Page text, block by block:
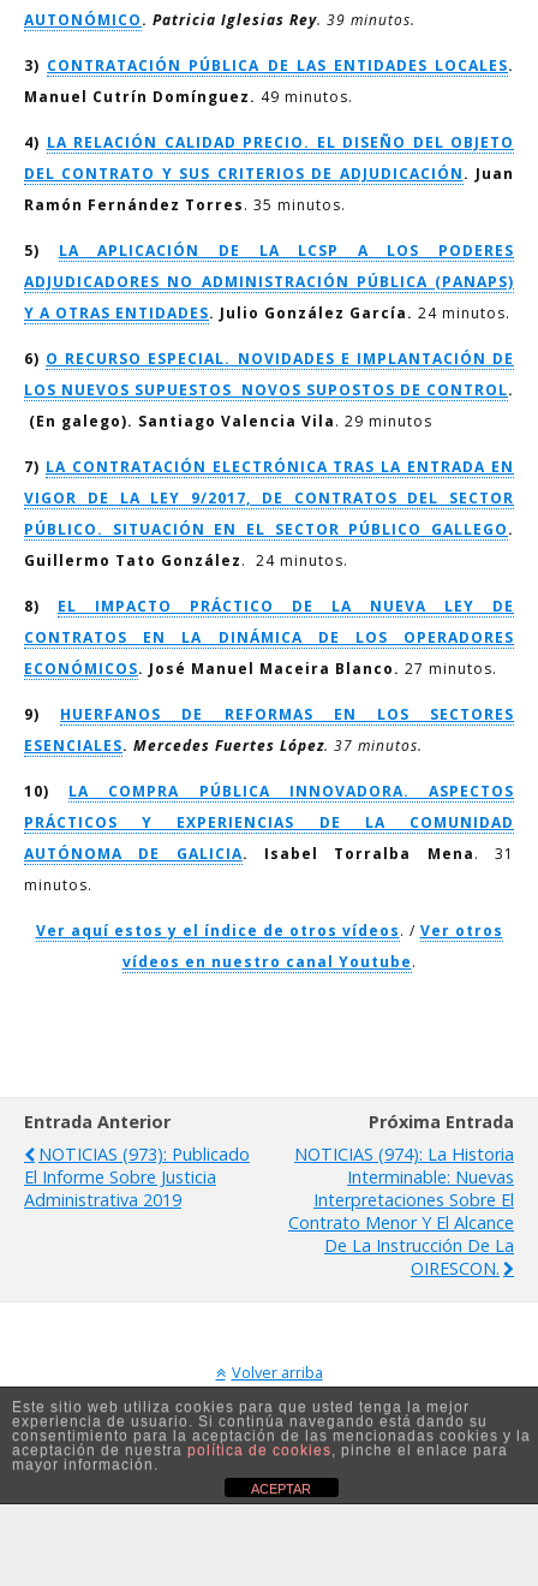
AUTONÓMICO. Patricia Iglesias Rey. 39 minutos.
3) CONTRATACIÓN PÚBLICA DE LAS ENTIDADES LOCALES.
Manuel Cutrín Domínguez. 49 minutos.
4) LA RELACIÓN CALIDAD PRECIO. EL DISEÑO DEL OBJETO
DEL CONTRATO Y SUS CRITERIOS DE ADJUDICACIÓN. Juan
Ramón Fernández Torres. 35 minutos.
5)
LA APLICACIÓN DE LA LCSP A LOS PODERES
ADJUDICADORES NO ADMINISTRACIÓN PÚBLICA (PANAPS)
Y A OTRAS ENTIDADES. Julio González García. 24 minutos.
6) O RECURSO ESPECIAL. NOVIDADES E IMPLANTACIÓN DE
LOS NUEVOS SUPUESTOS NOVOS SUPOSTOS DE CONTROL.
(En galego). Santiago Valencia Vila. 29 minutos
7) LA CONTRATACIÓN ELECTRÓNICA TRAS LA ENTRADA EN
VIGOR DE LA LEY 9/2017, DE CONTRATOS DEL SECTOR
PÚBLICO. SITUACIÓN EN EL SECTOR PÚBLICO GALLEGO.
Guillermo Tato González. 24 minutos.
8)
EL IMPACTO PRÁCTICO DE LA NUEVA LEY DE
CONTRATOS EN LA DINÁMICA DE LOS OPERADORES
ECONÓMICOS. José Manuel Maceira Blanco. 27 minutos.
9)
HUERFANOS DE REFORMAS EN LOS SECTORES
ESENCIALES. Mercedes Fuertes López. 37 minutos.
10)
LA COMPRA PÚBLICA INNOVADORA. ASPECTOS
PRÁCTICOS Y EXPERIENCIAS DE LA COMUNIDAD
AUTÓNOMA DE GALICIA. Isabel Torralba Mena. 31
minutos.
Ver aquí estos y el índice de otros vídeos. / Ver otros
vídeos en nuestro canal Youtube.
Entrada Anterior
NOTICIAS (973): Publicado
El Informe Sobre Justicia
Administrativa 2019
Próxima Entrada
NOTICIAS (974): La Historia
Interminable: Nuevas
Interpretaciones Sobre El
Contrato Menor Y El Alcance
De La Instrucción De La
OIRESCON.
Volver arriba
Móvil Escritorio
Este sitio web utiliza cookies para que usted tenga la mejor
experiencia de usuario. Si continúa navegando está dando su
consentimiento para la aceptación de las mencionadas cookies y la
aceptación de nuestra política de cookies, pinche el enlace para
mayor información.
ACEPTAR